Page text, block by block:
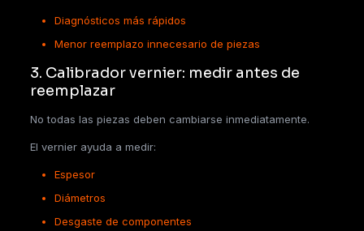
Diagnósticos más rápidos
Menor reemplazo innecesario de piezas
3. Calibrador vernier: medir antes de
reemplazar
No todas las piezas deben cambiarse inmediatamente.
El vernier ayuda a medir:
Espesor
Diámetros
Desgaste de componentes